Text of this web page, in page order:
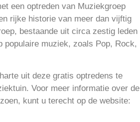
een optreden van Muziekgroep
rijke historie van meer dan vijftig
bestaande uit circa zestig leden
populaire muziek, zoals Pop, Rock,
uit deze gratis optredens te
Voor meer informatie over de
kunt u terecht op de website: